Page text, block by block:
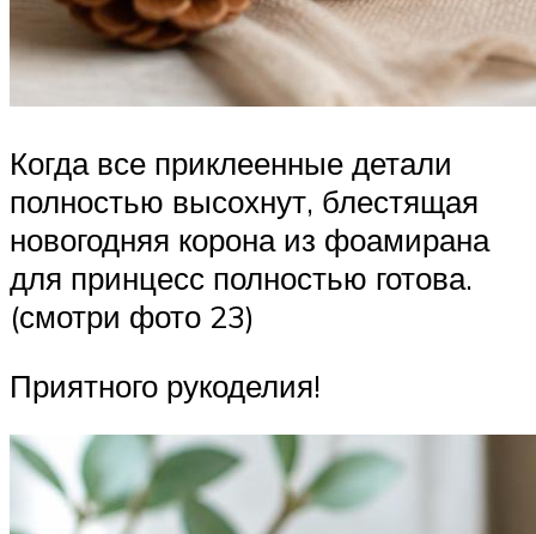
Когда все приклеенные детали
полностью высохнут, блестящая
новогодняя корона из фоамирана
для принцесс полностью готова.
(смотри фото 23)
Приятного рукоделия!